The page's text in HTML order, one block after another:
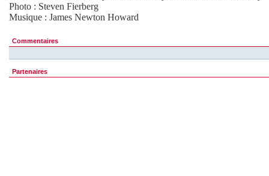
Photo : Steven Fierberg
Musique : James Newton Howard
Commentaires
Partenaires